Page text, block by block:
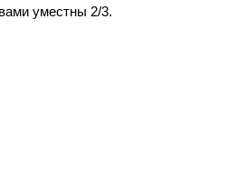
уместны 2/3.